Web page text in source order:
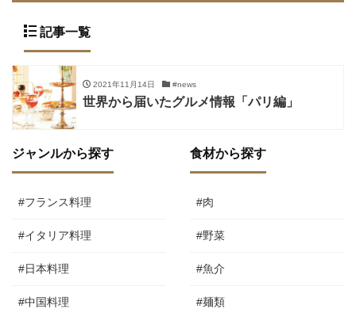
記事一覧
2021年11月14日 #news
世界から届いたグルメ情報「パリ編」
ジャンルから探す
#フランス料理
#イタリア料理
#日本料理
#中国料理
食材から探す
#肉
#野菜
#魚介
#麺類